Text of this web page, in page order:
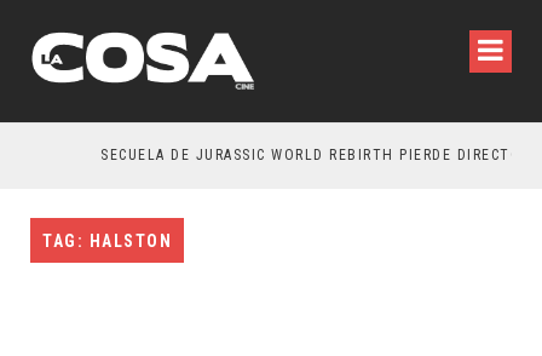
SECUELA DE JURASSIC WORLD REBIRTH PIERDE DIRECTOR
TAG: HALSTON